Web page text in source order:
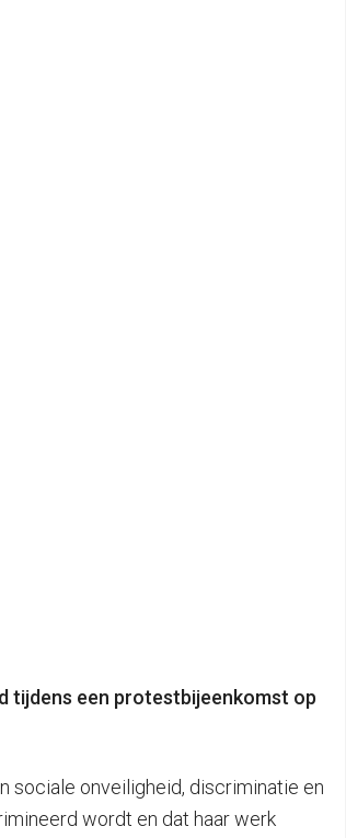
tijdens een protestbijeenkomst op
sociale onveiligheid, discriminatie en
wordt en dat haar werk